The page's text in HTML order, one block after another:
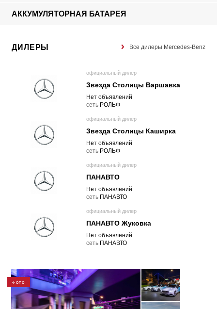
АККУМУЛЯТОРНАЯ БАТАРЕЯ
ДИЛЕРЫ Все дилеры Mercedes-Benz
официальный дилер
Звезда Столицы Варшавка
Нет объявлений
cеть РОЛЬФ
официальный дилер
Звезда Столицы Каширка
Нет объявлений
cеть РОЛЬФ
официальный дилер
ПАНАВТО
Нет объявлений
cеть ПАНАВТО
официальный дилер
ПАНАВТО Жуковка
Нет объявлений
cеть ПАНАВТО
ФОТО